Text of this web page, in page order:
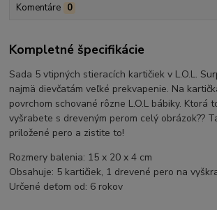
Komentáre 0
Kompletné špecifikácie
Sada 5 vtipných stieracích kartičiek v L.O.L.
najmä dievčatám veľké prekvapenie. Na
povrchom schované rôzne L.O.L bábiky. Ktorá
vyšrabete s dreveným perom celý obrázok??
priložené pero a zistite to!
Rozmery balenia: 15 x 20 x 4 cm
Obsahuje: 5 kartičiek, 1 drevené pero na
Určené deťom od: 6 rokov